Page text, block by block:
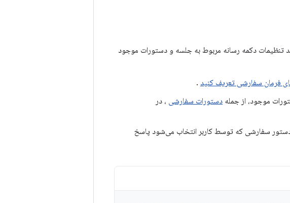
تنظیمات دکمه رسانه مربوط به جلسه و دستورات موجود
فرمان سفارشی تعریف کنید .
موجود، از جمله دستورات سفارشی ، در
دستور سفارشی که توسط کاربر انتخاب می‌شود پاسخ